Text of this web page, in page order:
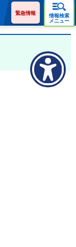
緊急情報
情報検索
メニュー